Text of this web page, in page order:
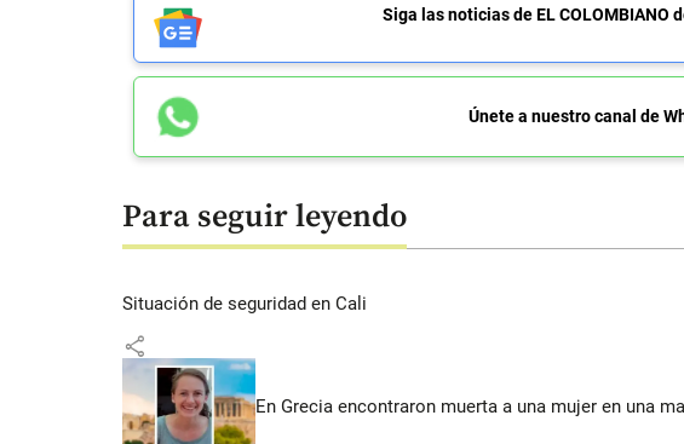
Siga las noticias de EL COLOMBIANO
Únete a nuestro canal de
Para seguir leyendo
Situación de seguridad en Cali
share
En Grecia encontraron muerta a una mujer en una